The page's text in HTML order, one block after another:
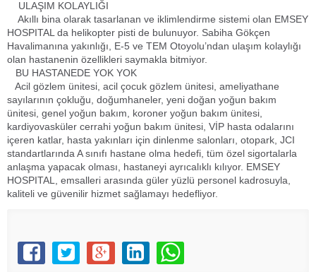
ULAŞIM KOLAYLIĞI
Akıllı bina olarak tasarlanan ve iklimlendirme sistemi olan EMSEY
HOSPITAL da helikopter pisti de bulunuyor. Sabiha Gökçen
Havalimanına yakınlığı, E-5 ve TEM Otoyolu’ndan ulaşım kolaylığı
olan hastanenin özellikleri saymakla bitmiyor.
BU HASTANEDE YOK YOK
Acil gözlem ünitesi, acil çocuk gözlem ünitesi, ameliyathane
sayılarının çokluğu, doğumhaneler, yeni doğan yoğun bakım
ünitesi, genel yoğun bakım, koroner yoğun bakım ünitesi,
kardiyovasküler cerrahi yoğun bakım ünitesi, VİP hasta odalarını
içeren katlar, hasta yakınları için dinlenme salonları, otopark, JCI
standartlarında A sınıfı hastane olma hedefi, tüm özel sigortalarla
anlaşma yapacak olması, hastaneyi ayrıcalıklı kılıyor. EMSEY
HOSPITAL, emsalleri arasında güler yüzlü personel kadrosuyla,
kaliteli ve güvenilir hizmet sağlamayı hedefliyor.